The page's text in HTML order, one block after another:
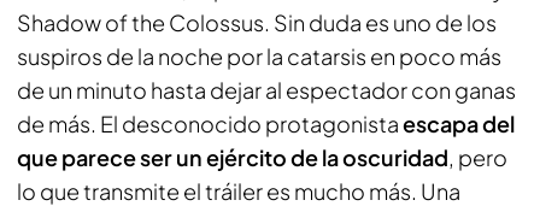
Shadow of the Colossus. Sin duda es uno de los
suspiros de la noche por la catarsis en poco más
de un minuto hasta dejar al espectador con ganas
de más. El desconocido protagonistaescapa del
que parece ser un ejército de la oscuridad, pero
lo que transmite el tráiler es mucho más. Una